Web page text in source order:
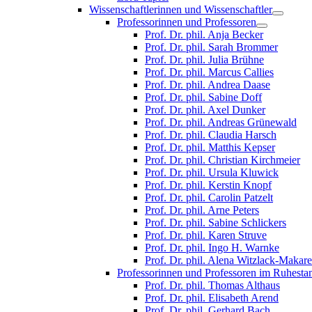
Wissenschaftlerinnen und Wissenschaftler
Professorinnen und Professoren
Prof. Dr. phil. Anja Becker
Prof. Dr. phil. Sarah Brommer
Prof. Dr. phil. Julia Brühne
Prof. Dr. phil. Marcus Callies
Prof. Dr. phil. Andrea Daase
Prof. Dr. phil. Sabine Doff
Prof. Dr. phil. Axel Dunker
Prof. Dr. phil. Andreas Grünewald
Prof. Dr. phil. Claudia Harsch
Prof. Dr. phil. Matthis Kepser
Prof. Dr. phil. Christian Kirchmeier
Prof. Dr. phil. Ursula Kluwick
Prof. Dr. phil. Kerstin Knopf
Prof. Dr. phil. Carolin Patzelt
Prof. Dr. phil. Arne Peters
Prof. Dr. phil. Sabine Schlickers
Prof. Dr. phil. Karen Struve
Prof. Dr. phil. Ingo H. Warnke
Prof. Dr. phil. Alena Witzlack-
Professorinnen und Professoren im
Prof. Dr. phil. Thomas Althaus
Prof. Dr. phil. Elisabeth Arend